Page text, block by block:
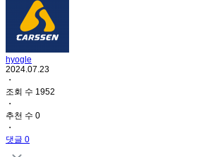
hyogle
2024.07.23
・
조회 수 1952
・
추천 수 0
・
댓글 0